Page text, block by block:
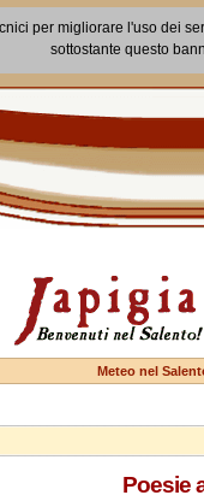
per migliorare l'uso dei
sottostante questo
Meteo nel
Poesie